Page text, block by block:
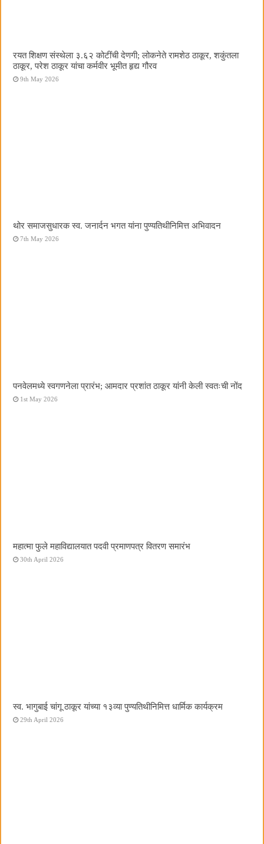
रयत शिक्षण संस्थेला ३.६२ कोटींची देणगी; लोकनेते रामशेठ ठाकूर, शकुंतला
ठाकूर, परेश ठाकूर यांचा कर्मवीर भूमीत हृद्य गौरव
9th May 2026
थोर समाजसुधारक स्व. जनार्दन भगत यांना पुण्यतिथीनिमित्त अभिवादन
7th May 2026
पनवेलमध्ये स्वगणनेला प्रारंभ; आमदार प्रशांत ठाकूर यांनी केली स्वतःची नोंद
1st May 2026
महात्मा फुले महाविद्यालयात पदवी प्रमाणपत्र वितरण समारंभ
30th April 2026
स्व. भागुबाई चांगू ठाकूर यांच्या १३व्या पुण्यतिथीनिमित्त धार्मिक कार्यक्रम
29th April 2026